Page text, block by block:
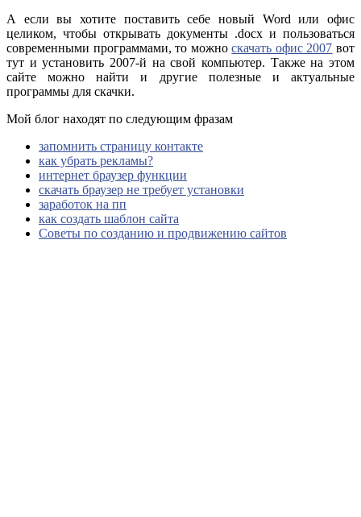
А если вы хотите поставить себе новый Word или офис
целиком, чтобы открывать документы .docx и пользоваться
современными программами, то можноскачать офис 2007 вот
тут и установить 2007-й на свой компьютер. Также на этом
сайте можно найти и другие полезные и актуальные
программы для скачки.
Мой блог находят по следующим фразам
запомнить страницу контакте
как убрать рекламы?
интернет браузер функции
скачать браузер не требует установки
заработок на пп
как создать шаблон сайта
Советы по созданию и продвижению сайтов